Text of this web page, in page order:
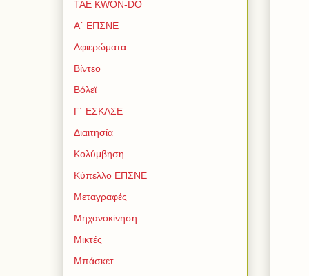
TAE KWON-DO
Α΄ ΕΠΣΝΕ
Αφιερώματα
Βίντεο
Βόλεϊ
Γ΄ ΕΣΚΑΣΕ
Διαιτησία
Κολύμβηση
Κύπελλο ΕΠΣΝΕ
Μεταγραφές
Μηχανοκίνηση
Μικτές
Μπάσκετ